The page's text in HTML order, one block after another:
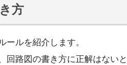
方
ールを紹介します。
回路図の書き方に正解はない